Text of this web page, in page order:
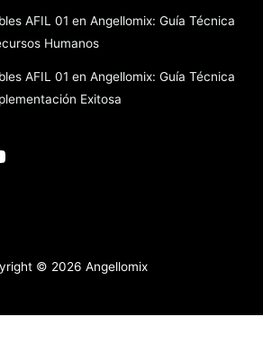
AFIL 01 en Angellomix: Guía Técnica
Humanos
AFIL 01 en Angellomix: Guía Técnica
Exitosa
© 2026 Angellomix